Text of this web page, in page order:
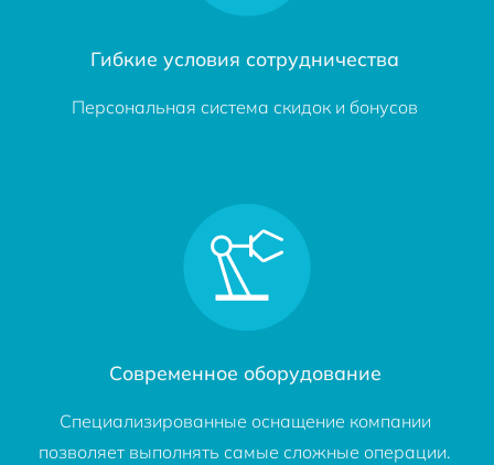
Гибкие условия сотрудничества
Персональная система скидок и бонусов
Современное оборудование
Специализированные оснащение компании
позволяет выполнять самые сложные операции.